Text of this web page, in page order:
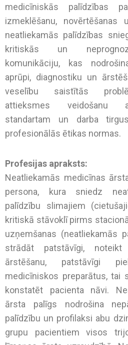
medicīniskās palīdzības
izmeklēšanu, novērtēšanas
neatliekamās palīdzības
kritiskās un
komunikāciju, kas
aprūpi, diagnostiku un
veselību saistītās
attieksmes veidošanu
standartam un darba
profesionālās ētikas normas.
Profesijas apraksts:
Neatliekamās medicīnas
persona, kura sniedz
palīdzību slimajiem
kritiskā stāvoklī pirms
uzņemšanas (neatliekamās
strādāt patstāvīgi, noteikt
ārstēšanu, patstāvīgi
medicīniskos preparātus, tai
konstatēt pacienta nāvi.
ārsta palīgs nodrošina
palīdzību un profilaksi abu
grupu pacientiem visos